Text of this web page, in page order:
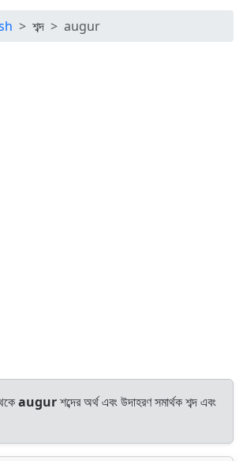
শব্দ augur
augurশব্দের অর্থ এবং উদাহরণ সমার্থক শব্দ এবং